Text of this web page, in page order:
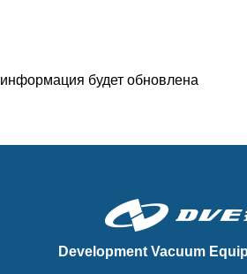
информация будет обновлена
Development Vacuum